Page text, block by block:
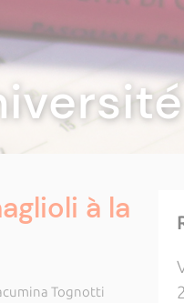
à la
Tognotti